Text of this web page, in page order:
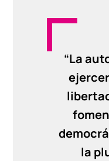
“La
la